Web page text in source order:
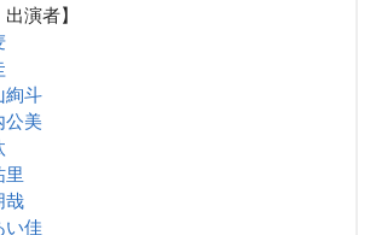
演者】
絢斗
公美
哉
い佳